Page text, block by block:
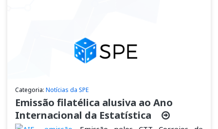
Categoria: Notícias da SPE
Emissão filatélica alusiva ao Ano
Internacional da Estatística